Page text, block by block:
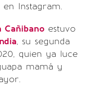
Instagram.
Cañibano estuvo
, su segunda
quien ya luce
mamá y